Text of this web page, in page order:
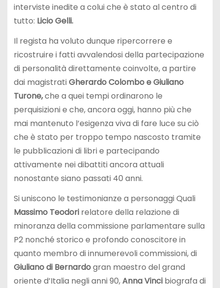
interviste inedite a colui che è stato al centro di
tutto: Licio Gelli.
Il regista ha voluto dunque ripercorrere e
ricostruire i fatti avvalendosi della partecipazione
di personalità direttamente coinvolte, a partire
dai magistratiGherardo Colombo e Giuliano
Turone,che a quei tempi ordinarono le
perquisizioni e che, ancora oggi, hanno più che
mai mantenuto l’esigenza viva di fare luce su ciò
che è stato per troppo tempo nascosto tramite
le pubblicazioni di libri e partecipando
attivamente nei dibattiti ancora attuali
nonostante siano passati 40 anni.
Si uniscono le testimonianze a personaggi Quali
Massimo Teodorirelatore della relazione di
minoranza della commissione parlamentare sulla
P2 nonché storico e profondo conoscitore in
quanto membro di innumerevoli commissioni, di
Giuliano di Bernardogran maestro del grand
oriente d’Italia negli anni 90,Anna Vincibiografa di